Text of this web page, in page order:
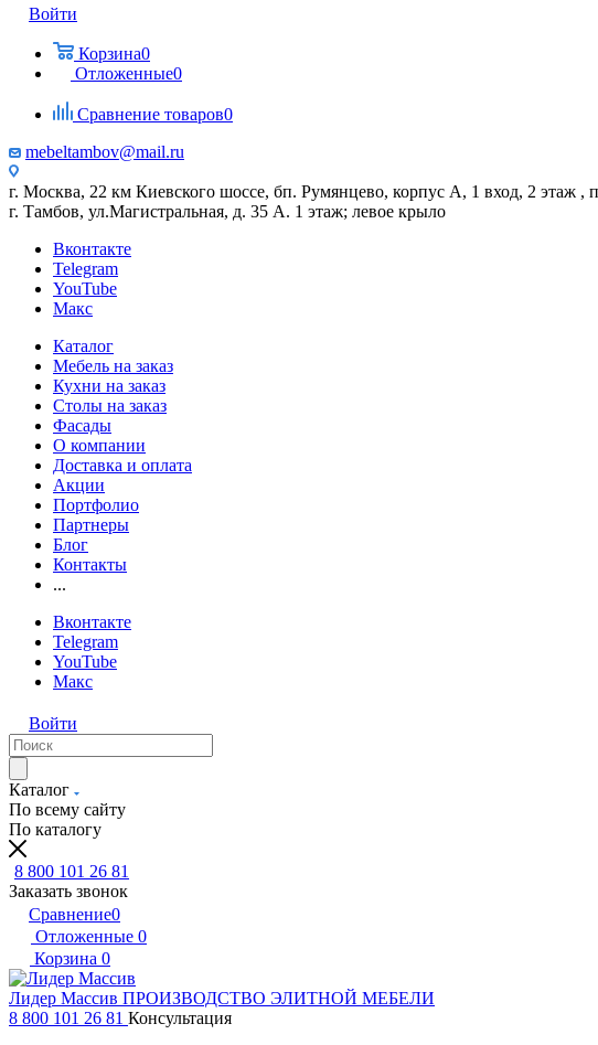
Войти
Корзина0
Отложенные0
Сравнение товаров0
mebeltambov@mail.ru
г. Москва, 22 км Киевского шоссе, бп. Румянцево, корпус А, 1 вход, 2 этаж ,
г. Тамбов, ул.Магистральная, д. 35 А. 1 этаж; левое крыло
Вконтакте
Telegram
YouTube
Макс
Каталог
Мебель на заказ
Кухни на заказ
Столы на заказ
Фасады
О компании
Доставка и оплата
Акции
Портфолио
Партнеры
Блог
Контакты
...
Вконтакте
Telegram
YouTube
Макс
Войти
Каталог
По всему сайту
По каталогу
8 800 101 26 81
Заказать звонок
Сравнение0
Отложенные 0
Корзина 0
Лидер Массив ПРОИЗВОДСТВО ЭЛИТНОЙ МЕБЕЛИ
8 800 101 26 81 Консультация